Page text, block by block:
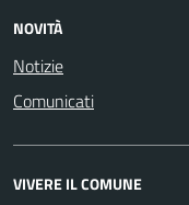
NOVITÀ
Notizie
Comunicati
VIVERE IL COMUNE